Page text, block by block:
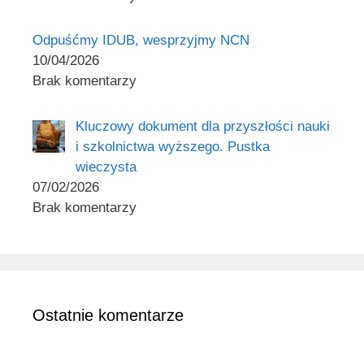
Odpuśćmy IDUB, wesprzyjmy NCN
10/04/2026
Brak komentarzy
Kluczowy dokument dla przyszłości nauki
i szkolnictwa wyższego. Pustka
wieczysta
07/02/2026
Brak komentarzy
Ostatnie komentarze